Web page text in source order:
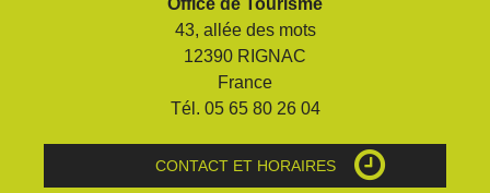
43, allée des mots
12390 RIGNAC
France
Tél. 05 65 80 26 04
CONTACT ET HORAIRES